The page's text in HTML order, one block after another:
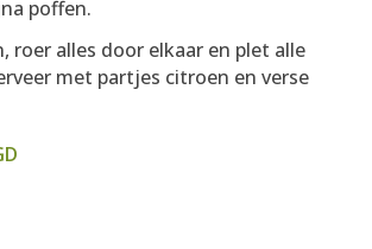
poffen.
roer alles door elkaar en plet alle
met partjes citroen en verse